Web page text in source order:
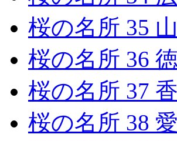
桜の名所 35
桜の名所 36
桜の名所 37 香
桜の名所 38